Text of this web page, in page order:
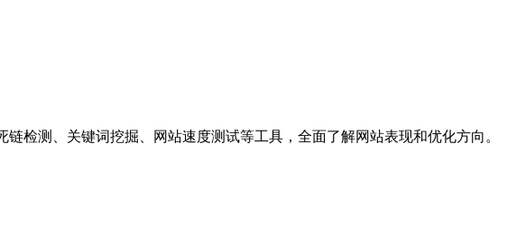
检测、关键词挖掘、网站速度测试等工具，全面了解网站表现和优化方向。